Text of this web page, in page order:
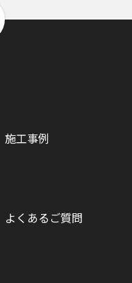
施工事例
よくあるご質問